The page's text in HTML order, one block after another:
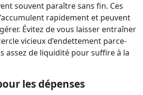
souvent paraître sans fin. Ces
rapidement et peuvent
Évitez de vous laisser entraîner
vicieux d’endettement parce-
assez de liquidité pour suffire à la
les dépenses